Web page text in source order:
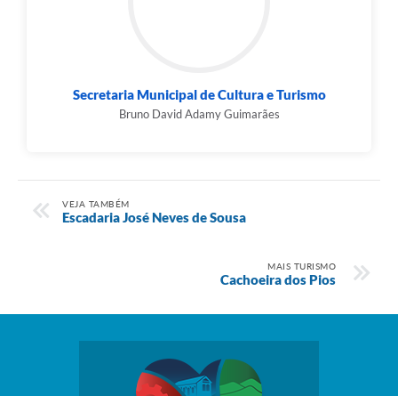
Secretaria Municipal de Cultura e Turismo
Bruno David Adamy Guimarães
VEJA TAMBÉM
Escadaria José Neves de Sousa
MAIS TURISMO
Cachoeira dos Pios